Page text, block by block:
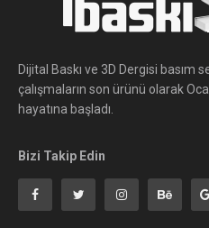
Dijital Baskı ve 3D Dergisi basım
çalışmaların son ürünü olarak
hayatına başladı.
Bizi Takip Edin